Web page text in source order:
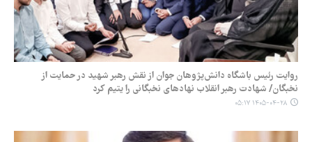
روایت رئیس باشگاه دانش‌پژوهان جوان از نقش رهبر شهید در حمایت از
نخبگان/ شهادت رهبر انقلاب نهادهای نخبگانی را یتیم کرد
۱۴۰۵-۰۴-۲۸ ۰۵:۱۷